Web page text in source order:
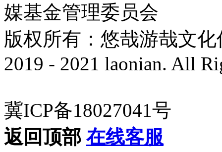
媒基金管理委员会
版权所有：悠哉游哉文
2019 - 2021 laonian. All
冀ICP备18027041号
返回顶部 在线客服